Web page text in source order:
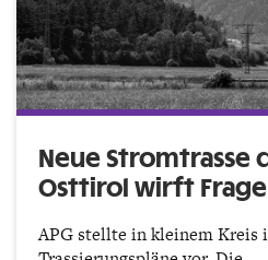
Neue Stromtrasse
Osttirol wirft
APG stellte in kleinem Kreis